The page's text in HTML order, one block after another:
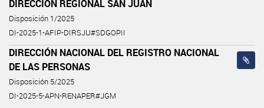
DIRECCIÓN REGIONAL SAN JUAN
Disposición 1/2025
DI-2025-1-AFIP-DIRSJU#SDGOPII
DIRECCIÓN NACIONAL DEL REGISTRO NACIONAL
DE LAS PERSONAS
Disposición 5/2025
DI-2025-5-APN-RENAPER#JGM